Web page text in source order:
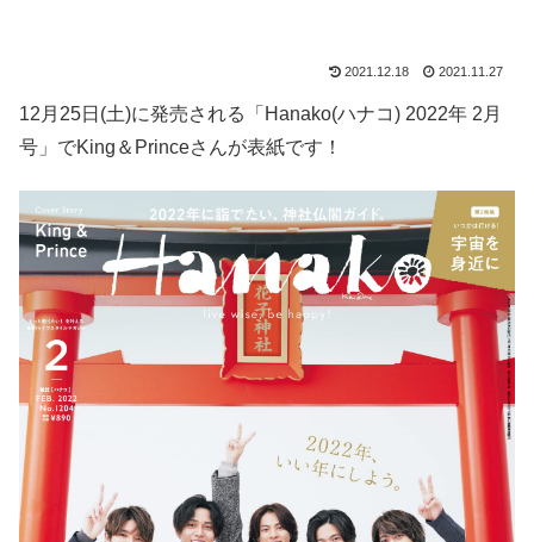
2021.12.18 2021.11.27
12月25日(土)に発売される「Hanako(ハナコ) 2022年 2月
号」でKing＆Princeさんが表紙です！